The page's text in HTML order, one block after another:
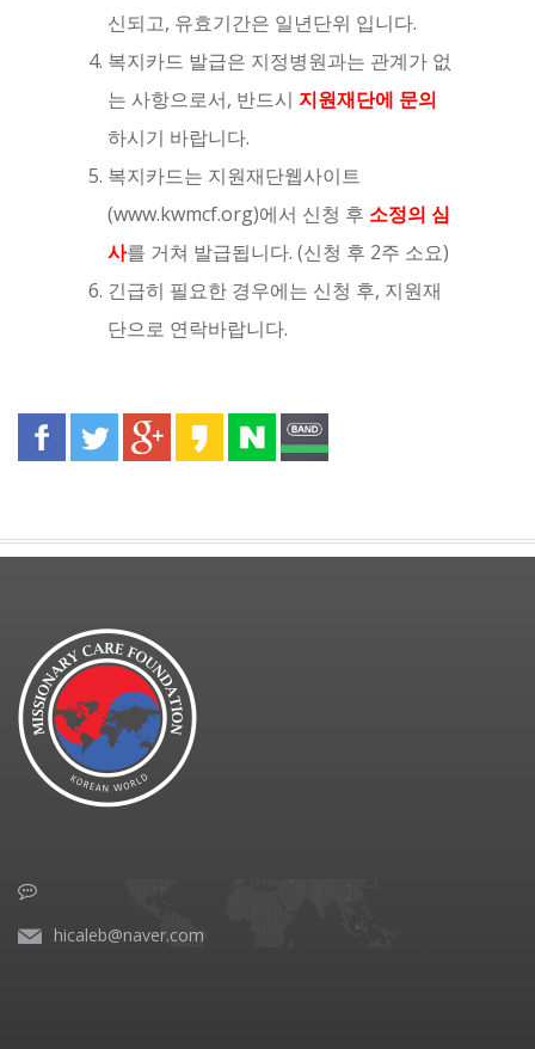
신되고, 유효기간은 일년단위 입니다.
복지카드 발급은 지정병원과는 관계가 없
는 사항으로서, 반드시 지원재단에 문의
하시기 바랍니다.
복지카드는 지원재단웹사이트
(www.kwmcf.org)에서 신청 후 소정의 심
사를 거쳐 발급됩니다. (신청 후 2주 소요)
긴급히 필요한 경우에는 신청 후, 지원재
단으로 연락바랍니다.
hicaleb@naver.com